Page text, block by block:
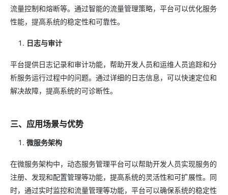
流量控制和熔断等。通过智能的流量管理策略，平台可以优化服务
性能，提高系统的稳定性和可靠性。
日志与审计
平台提供日志记录和审计功能，帮助开发人员和运维人员追踪和分
析服务运行过程中的问题。通过详细的日志信息，可以快速定位和
解决故障，提高系统的可诊断性。
三、应用场景与优势
微服务架构
在微服务架构中，动态服务管理平台可以帮助开发人员实现服务的
注册、发现和配置管理等功能，提高系统的灵活性和可扩展性。同
时，通过实时监控和流量管理等功能，平台可以确保系统的稳定性